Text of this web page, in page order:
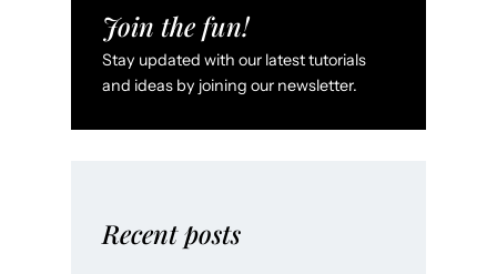
Join the fun!
Stay updated with our latest tutorials
and ideas by joining our newsletter.
Recent posts